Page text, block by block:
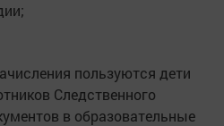
пользуются дети
Следственного
в образовательные